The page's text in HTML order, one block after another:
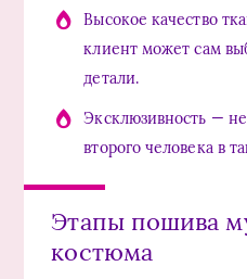
Высокое качество
клиент может сам
детали.
Эксклюзивность —
второго человека в
Этапы пошива
костюма